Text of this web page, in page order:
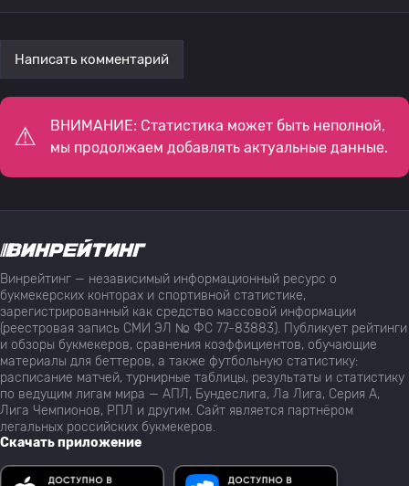
Написать комментарий
ВНИМАНИЕ: Статистика может быть неполной,
мы продолжаем добавлять актуальные данные.
Винрейтинг — независимый информационный ресурс о
букмекерских конторах и спортивной статистике,
зарегистрированный как средство массовой информации
(реестровая запись СМИ ЭЛ № ФС 77-83883). Публикует рейтинги
и обзоры букмекеров, сравнения коэффициентов, обучающие
материалы для беттеров, а также футбольную статистику:
расписание матчей, турнирные таблицы, результаты и статистику
по ведущим лигам мира — АПЛ, Бундеслига, Ла Лига, Серия А,
Лига Чемпионов, РПЛ и другим. Сайт является партнёром
легальных российских букмекеров.
Скачать приложение